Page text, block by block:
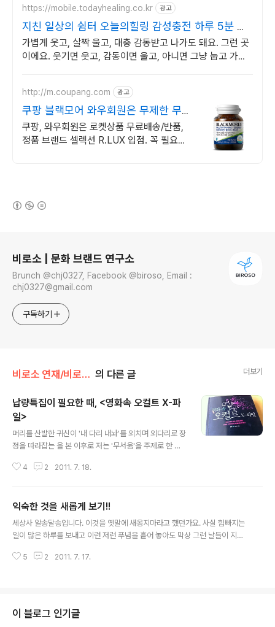
https://mobile.todayhealing.co.kr 광고
지친 일상의 쉼터 오늘의힐링 감성충전 하루 5분 힐
링타임
가볍게 웃고, 살짝 울고, 대충 감동받고 나가도 돼요. 그런 곳
이에요. 웃기면 웃고, 감동이면 울고, 아니면 그냥 눕고 가세
http://m.coupang.com 광고
쿠팡 블랙모어 와우회원은 무제한 무료
배송
쿠팡, 와우회원은 로켓상품 무료배송/반품,
정품 브랜드 셀렉션 R.LUX 입점. 꼭 필요한
비로소 | 문화 브랜드 연구소
Brunch @chj0327, Facebook @biroso, Email :
chj0327@gmail.com
구독하기
비로소 연재/비로소 책방 의 다른 글 더보기
납량특집이 필요한 때, <영화속 오컬트 X-파
일>
머리를 산발한 귀신이 '내 다리 내놔'를 외치며 외다리로 장
정을 따라잡는 을 본 이후로 저는 '무서움'을 주제로 한 영
나타나서 도대체 잠을 잘 수 없었거든요. 하지만, 장마가 끝
같습니다. 그만큼 간이 커진 어른이 되었다는 건지도 모르
겠네요. 실제로 무서운 것을 보고 느끼는 신체 감각이 추위
를 느낄 때의 반응과 흡사해서 더위를 날려주는... 이라는
, 과 같은 공포물이 개봉을 했거나 개봉을 앞두고 있다고 하
4 2 2011. 7. 18.
익숙한 것을 새롭게 보기!!
세상사 알송달송입니다. 이것을 옛말에 새옹지마라고 했던가요. 사실 힘빠지는
일이 많은 하루를 보내고 이런 저런 푸념을 흩어 놓아도 막상 그런 날들이 지나
결국엔 좋은 것 같습니다. 누구나 지나고 나면 힘들었던 그 긴 시간도 찰나로 기
같기도 하고 토끼같기도 하지요? 그런데 또 이 그림을 닮은 박제사진이 있어 (내
취향은 아니다.) 이것도 올려봅니다. 언뜻 보면 토끼지만 귀가 오리의 부리모양
5 2 2011. 7. 17.
이 블로그 인기글